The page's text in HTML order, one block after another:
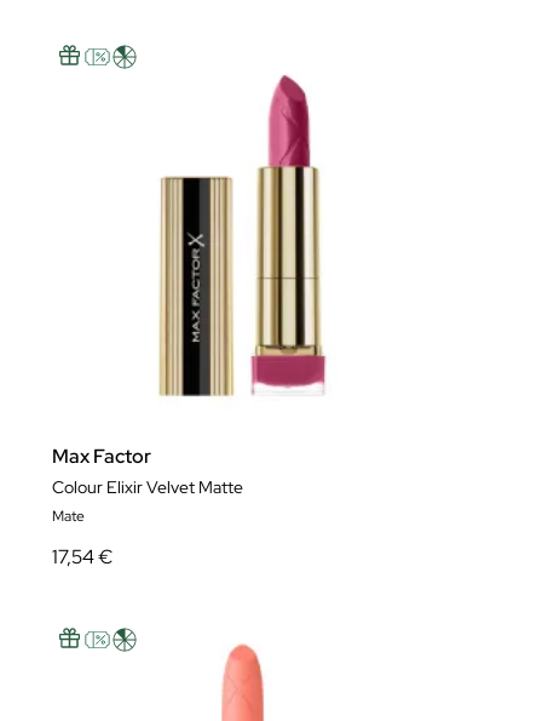
Max Factor
Colour Elixir Velvet Matte
Mate
17,54 €